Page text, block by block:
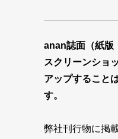
anan誌面（紙版
スクリーンショ
アップすること
す。
弊社刊行物に掲